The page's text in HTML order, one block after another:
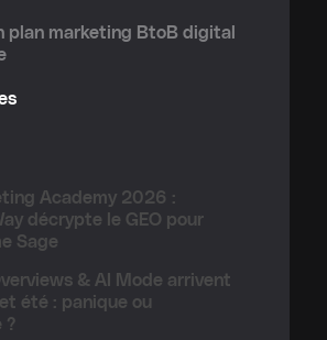
plan marketing BtoB digital
Academy 2026 :
décrypte le GEO pour
Sage
& AI Mode arrivent
été : panique ou
?